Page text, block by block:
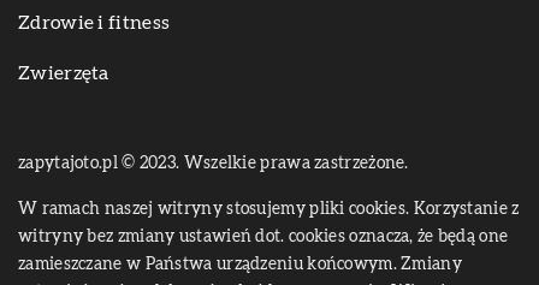
Zdrowie i fitness
Zwierzęta
zapytajoto.pl © 2023. Wszelkie prawa zastrzeżone.
W ramach naszej witryny stosujemy pliki cookies. Korzystanie z
witryny bez zmiany ustawień dot. cookies oznacza, że będą one
zamieszczane w Państwa urządzeniu końcowym. Zmiany